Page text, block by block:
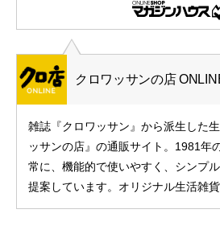
クロワッサンの店
雑誌『クロワッサン』から派生した
ッサンの店』の通販サイト。1981年
常に、機能的で使いやすく、シンプ
提案しています。オリジナル生活雑貨